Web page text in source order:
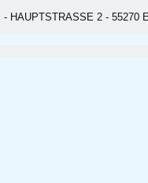
HAUPTSTRASSE 2 - 55270